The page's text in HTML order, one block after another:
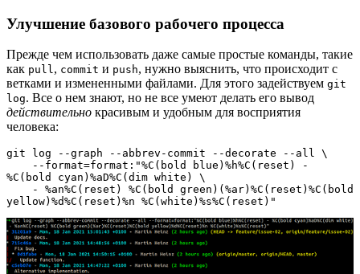
Улучшение базового рабочего процесса
Прежде чем использовать даже самые простые команды, такие
как pull, commit и push, нужно выяснить, что происходит с
ветками и измененными файлами. Для этого задействуем git
log. Все о нем знают, но не все умеют делать его вывод
действительно красивым и удобным для восприятия
человека:
git log --graph --abbrev-commit --decorate --all \
%C(bold cyan)%aD%C(dim white) \
yellow)%d%C(reset)%n %C(white)%s%C(reset)"